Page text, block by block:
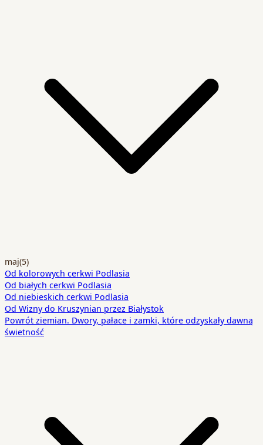
maj(5)
Od kolorowych cerkwi Podlasia
Od białych cerkwi Podlasia
Od niebieskich cerkwi Podlasia
Od Wizny do Kruszynian przez Białystok
Powrót ziemian. Dwory, pałace i zamki, które odzyskały dawną
świetność